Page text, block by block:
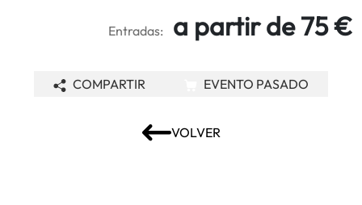
Entradas: a partir de 75 €
VOLVER
COMPARTIR EVENTO PASADO